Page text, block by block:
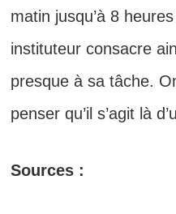
matin jusqu’à 8
instituteur consacre
presque à sa tâche.
penser qu’il s’agit là
Sources :